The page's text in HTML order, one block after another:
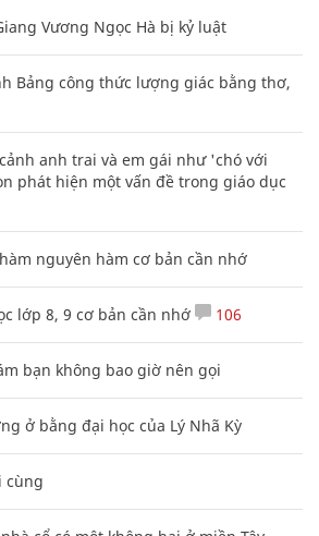
Vương Ngọc Hà bị kỷ luật
Bảng công thức lượng giác bằng thơ,
anh trai và em gái như 'chó với
phát hiện một vấn đề trong giáo dục
nguyên hàm cơ bản cần nhớ
lớp 8, 9 cơ bản cần nhớ 106
bạn không bao giờ nên gọi
ở bằng đại học của Lý Nhã Kỳ
cùng